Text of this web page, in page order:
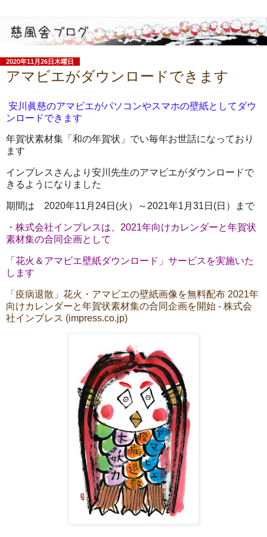
2020年11月26日木曜日
アマビエがダウンロードできます
安川眞慈のアマビエがパソコンやスマホの壁紙としてダウ
ンロードできます
年賀状素材集「和の年賀状」でい毎年お世話になっており
ます
インプレスさんより安川先生のアマビエがダウンロードで
きるようになりました
期間は 2020年11月24日(火）～2021年1月31日(日）まで
・株式会社インプレスは、2021年向けカレンダーと年賀状
素材集の合同企画として
「花火＆アマビエ壁紙ダウンロード」サービスを実施いた
します
「疫病退散」花火・アマビエの壁紙画像を無料配布 2021年
向けカレンダーと年賀状素材集の合同企画を開始 - 株式会
社インプレス (impress.co.jp)